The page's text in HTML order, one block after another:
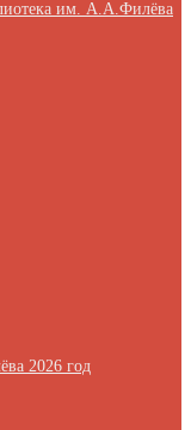
им. А.А.Филёва
2026 год